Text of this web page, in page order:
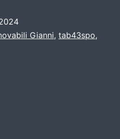
Gianni, tab43spo,